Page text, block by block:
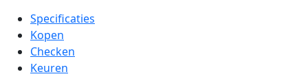
Specificaties
Kopen
Checken
Keuren